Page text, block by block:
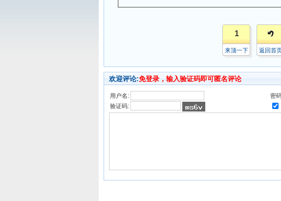
1
来顶一下 返回首
欢迎评论:免登录，输入验证码即可匿名评论
用户名:
密
验证码: